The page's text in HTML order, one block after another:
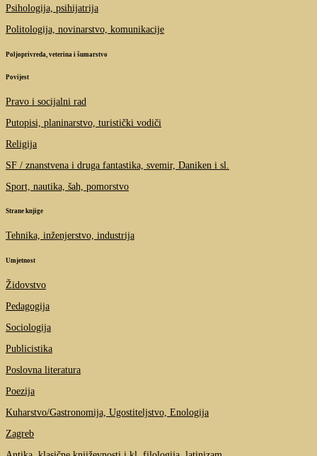
Psihologija, psihijatrija
Politologija, novinarstvo, komunikacije
Poljoprivreda, veterina i šumarstvo
Povijest
Pravo i socijalni rad
Putopisi, planinarstvo, turistički vodiči
Religija
SF / znanstvena i druga fantastika, svemir, Daniken i sl.
Sport, nautika, šah, pomorstvo
Strane knjige
Tehnika, inženjerstvo, industrija
Umjetnost
Židovstvo
Pedagogija
Sociologija
Publicistika
Poslovna literatura
Poezija
Kuharstvo/Gastronomija, Ugostiteljstvo, Enologija
Zagreb